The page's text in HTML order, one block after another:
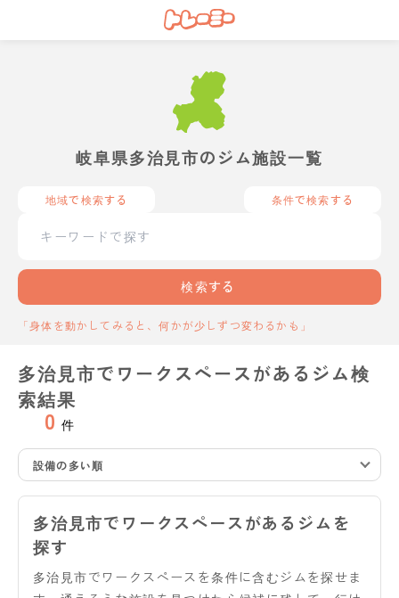
岐阜県多治見市のジム施設一覧
地域で検索する 条件で検索する
検索する
「身体を動かしてみると、何かが少しずつ変わるかも」
多治見市でワークスペースがあるジム検
索結果
0 件
設備の多い順
多治見市でワークスペースがあるジムを
探す
多治見市でワークスペースを条件に含むジムを探せま